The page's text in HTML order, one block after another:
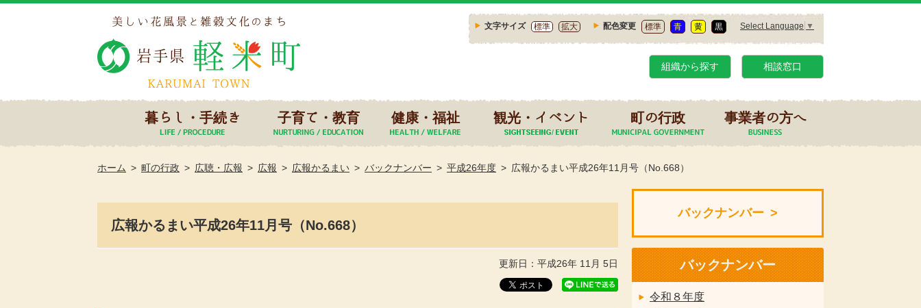
文字サイズ 標準 拡大 配色変更 標準 青 黄 黒 Select Language ▼
組織から探す 相談窓口
暮らし・手続き 子育て・教育 健康・福祉 観光・イベント 町の行政 事業者の方へ
ホーム 町の行政 広聴・広報 広報 広報かるまい バックナンバー 平成26年度 広報かるまい平成26年11月号（No.668）
広報かるまい平成26年11月号（No.668）
更新日：平成26年 11月 5日
バックナンバー
バックナンバー
令和８年度